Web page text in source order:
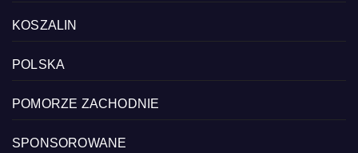
KOSZALIN
POLSKA
POMORZE ZACHODNIE
SPONSOROWANE